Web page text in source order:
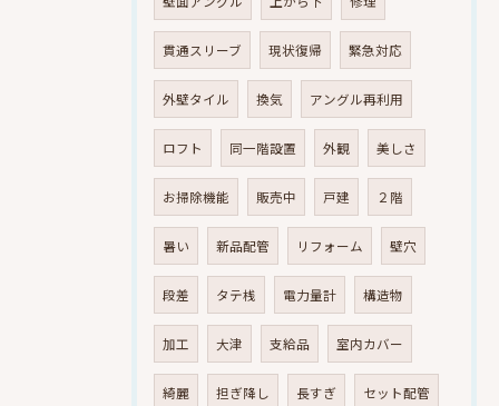
貫通スリーブ 現状復帰 緊急対応
外壁タイル 換気 アングル再利用
ロフト 同一階設置 外観 美しさ
お掃除機能 販売中 戸建 ２階
暑い 新品配管 リフォーム 壁穴
段差 タテ桟 電力量計 構造物
加工 大津 支給品 室内カバー
綺麗 担ぎ降し 長すぎ セット配管